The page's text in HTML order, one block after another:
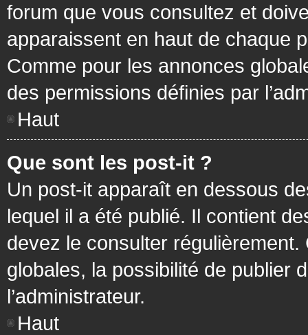
forum que vous consultez et
apparaissent en haut de chaque
Comme pour les annonces
des permissions définies par
Haut
Que sont les post-it ?
Un post-it apparaît en dessous
lequel il a été publié. Il contient
devez le consulter
globales, la possibilité de publier
l’administrateur.
Haut